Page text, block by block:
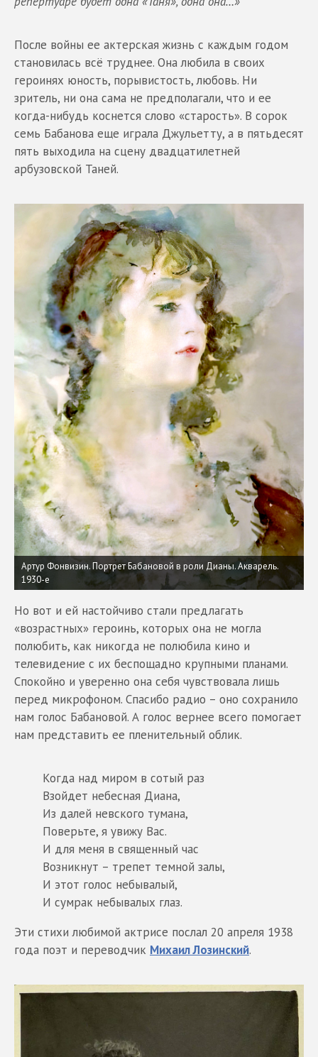
После войны ее актерская жизнь с каждым годом
становилась всё труднее. Она любила в своих
героинях юность, порывистость, любовь. Ни
зритель, ни она сама не предполагали, что и ее
когда-нибудь коснется слово «старость». В сорок
семь Бабанова еще играла Джульетту, а в пятьдесят
пять выходила на сцену двадцатилетней
арбузовской Таней.
Артур Фонвизин. Портрет Бабановой в роли Дианы. Акварель.
1930-е
Но вот и ей настойчиво стали предлагать
«возрастных» героинь, которых она не могла
полюбить, как никогда не полюбила кино и
телевидение с их беспощадно крупными планами.
Спокойно и уверенно она себя чувствовала лишь
перед микрофоном. Спасибо радио – оно сохранило
нам голос Бабановой. А голос вернее всего помогает
нам представить ее пленительный облик.
Когда над миром в сотый раз
Взойдет небесная Диана,
Из далей невского тумана,
Поверьте, я увижу Вас.
И для меня в священный час
Возникнут – трепет темной залы,
И этот голос небывалый,
И сумрак небывалых глаз.
Эти стихи любимой актрисе послал 20 апреля 1938
года поэт и переводчик Михаил Лозинский.